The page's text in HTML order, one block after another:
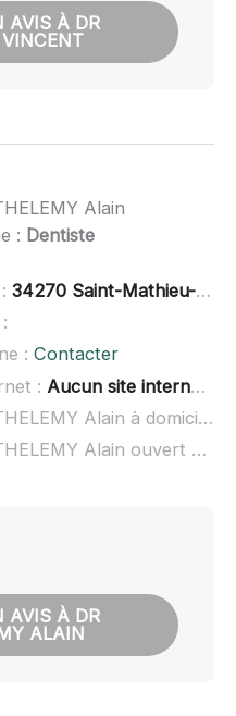
AVIS À DR
Alain
: Dentiste
34270 Saint-Mathieu-de-Tréviers
: Contacter
: Aucun site internet connu
Dr BARTHELEMY Alain à domicile :
Dr BARTHELEMY Alain ouvert dimanche :
AVIS À DR
ALAIN